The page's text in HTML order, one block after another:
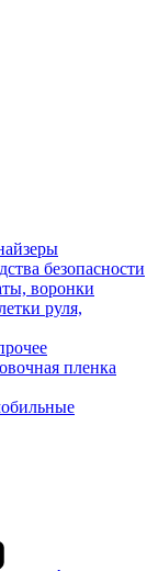
безопасности
воронки
руля,
пленка